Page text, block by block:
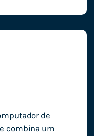
de
combina um